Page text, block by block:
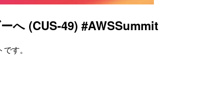
へ (CUS-49) #AWSSummit
す。